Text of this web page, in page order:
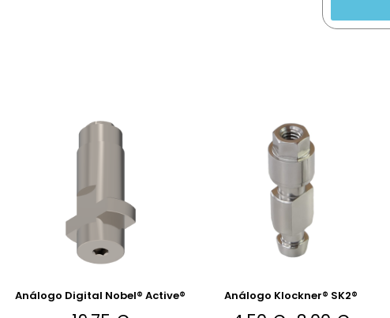
Análogo Digital Nobel® Active® Análogo Klockner® SK2®